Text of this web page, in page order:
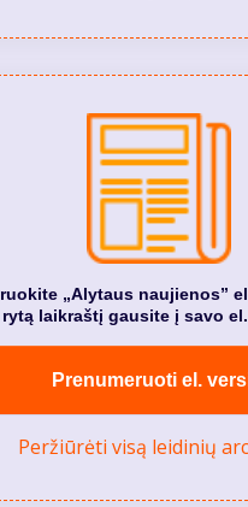
„Alytaus naujienos”
rytą laikraštį gausite į savo
Prenumeruoti el.
Peržiūrėti visą leidinių